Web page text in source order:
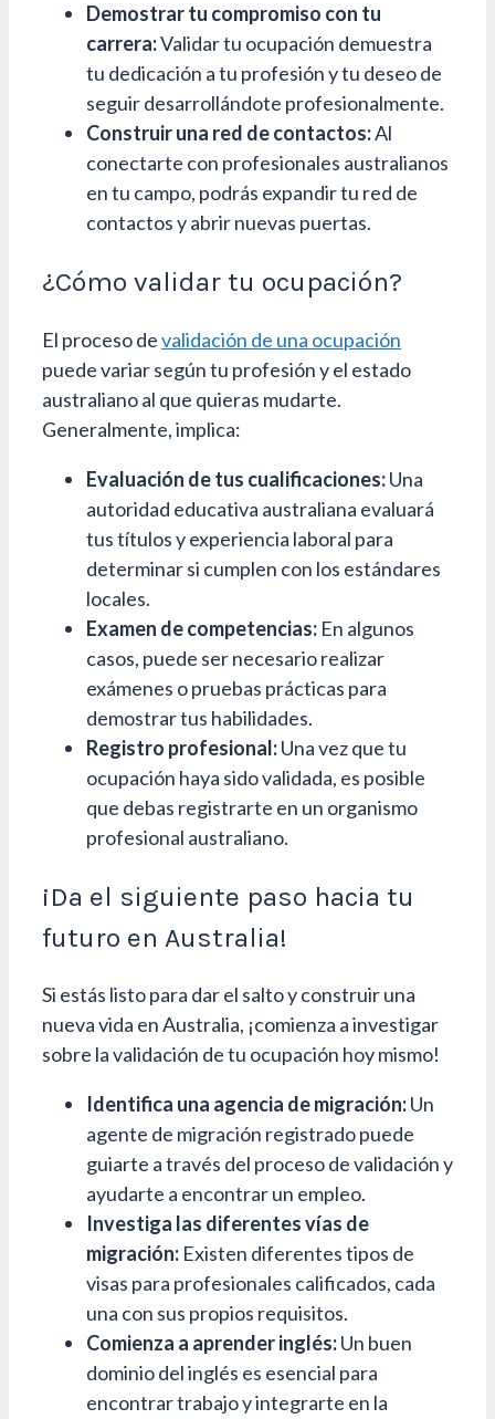
Demostrar tu compromiso con tu
carrera:Validar tu ocupación demuestra
tu dedicación a tu profesión y tu deseo de
seguir desarrollándote profesionalmente.
Construir una red de contactos:Al
conectarte con profesionales australianos
en tu campo, podrás expandir tu red de
contactos y abrir nuevas puertas.
¿Cómo validar tu ocupación?
El proceso devalidación de una ocupación
puede variar según tu profesión y el estado
australiano al que quieras mudarte.
Generalmente, implica:
Evaluación de tus cualificaciones:Una
autoridad educativa australiana evaluará
tus títulos y experiencia laboral para
determinar si cumplen con los estándares
locales.
Examen de competencias: En algunos
casos, puede ser necesario realizar
exámenes o pruebas prácticas para
demostrar tus habilidades.
Registro profesional:Una vez que tu
ocupación haya sido validada, es posible
que debas registrarte en un organismo
profesional australiano.
¡Da el siguiente paso hacia tu
futuro en Australia!
Si estás listo para dar el salto y construir una
nueva vida en Australia, ¡comienza a investigar
sobre la validación de tu ocupación hoy mismo!
Identifica una agencia de migración:Un
agente de migración registrado puede
guiarte a través del proceso de validación y
ayudarte a encontrar un empleo.
Investiga las diferentes vías de
migración: Existen diferentes tipos de
visas para profesionales calificados, cada
una con sus propios requisitos.
Comienza a aprender inglés:Un buen
dominio del inglés es esencial para
encontrar trabajo y integrarte en la